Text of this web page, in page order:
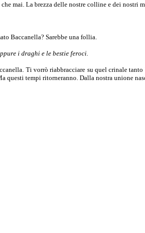
mai. La brezza delle nostre colline e dei nostri
Baccanella? Sarebbe una follia.
i draghi e le bestie feroci.
Ti vorrò riabbracciare su quel crinale
tempi ritorneranno. Dalla nostra unione